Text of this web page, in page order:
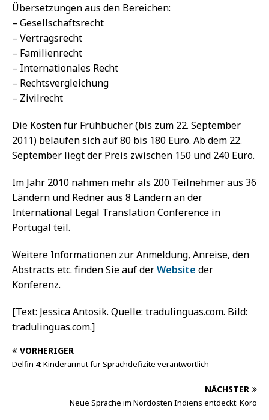
Übersetzungen aus den Bereichen:
– Gesellschaftsrecht
– Vertragsrecht
– Familienrecht
– Internationales Recht
– Rechtsvergleichung
– Zivilrecht
Die Kosten für Frühbucher (bis zum 22. September
2011) belaufen sich auf 80 bis 180 Euro. Ab dem 22.
September liegt der Preis zwischen 150 und 240 Euro.
Im Jahr 2010 nahmen mehr als 200 Teilnehmer aus 36
Ländern und Redner aus 8 Ländern an der
International Legal Translation Conference in
Portugal teil.
Weitere Informationen zur Anmeldung, Anreise, den
Abstracts etc. finden Sie auf derWebsite der
Konferenz.
[Text: Jessica Antosik. Quelle: tradulinguas.com. Bild:
tradulinguas.com.]
VORHERIGER
Delfin 4: Kinderarmut für Sprachdefizite verantwortlich
NÄCHSTER
Neue Sprache im Nordosten Indiens entdeckt: Koro